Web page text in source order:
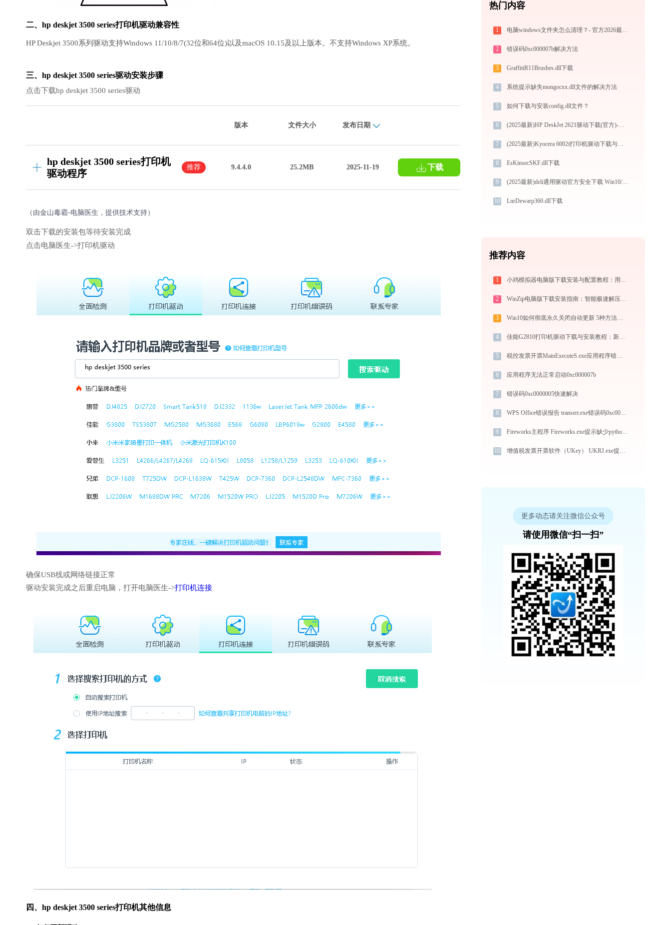
二、hp deskjet 3500 series打印机驱动兼容性
HP Deskjet 3500系列驱动支持Windows 11/10/8/7(32位和64位)以及macOS 10.15及以上版本。不支持Windows XP系统。
三、hp deskjet 3500 series驱动安装步骤
点击下载hp deskjet 3500 series驱动
版本 文件大小 发布日期
hp deskjet 3500 series打印机
驱动程序
推荐 9.4.4.0 25.2MB 2025-11-19 下载
（由金山毒霸-电脑医生，提供技术支持）
双击下载的安装包等待安装完成
点击电脑医生->打印机驱动
确保USB线或网络链接正常
驱动安装完成之后重启电脑，打开电脑医生->打印机连接
四、hp deskjet 3500 series打印机其他信息
热门内容
1 电脑windows文件夹怎么清理？- 官方2026最新解决方案
2 错误码0xc000007b解决方法
3 GraffitiR11Brushes.dll下载
4 系统提示缺失mongocxx.dll文件的解决方法
5 如何下载与安装config.dll文件？
6 (2025最新)HP DeskJet 2621驱动下载(官方)-支持Win10/Win11
7 (2025最新)Kyocera 6002i打印机驱动下载与安装指南 - 兼容Windows/macOS
8 EsKinsecSKF.dll下载
9 (2025最新)deli通用驱动官方安全下载 Win10/Win11驱动 图文安装教程
10 LnrDewarp360.dll下载
推荐内容
1 小鸡模拟器电脑版下载安装与配置教程：用电脑重温经典街机与掌机游戏
2 WinZip电脑版下载安装指南：智能极速解压缩与文件加密安全管控专家
3 Win10如何彻底永久关闭自动更新 5种方法教你永久关闭win10自动更新
4 佳能G2810打印机驱动下载与安装教程：新手也能轻松搞定
5 税控发票开票MainExecuteS.exe应用程序错误0xc000000d解决方法
6 应用程序无法正常启动0xc000007b
7 错误码0xc0000005快速解决
8 WPS Office错误报告 transerr.exe错误码0xc000000d处理办法
9 Fireworks主程序 Fireworks.exe提示缺少python.dll文件的解决办法
10 增值税发票开票软件（UKey） UKRJ.exe提示缺少qt5multimediawidgets.dll文件的解决办法
更多动态请关注微信公众号
请使用微信“扫一扫”